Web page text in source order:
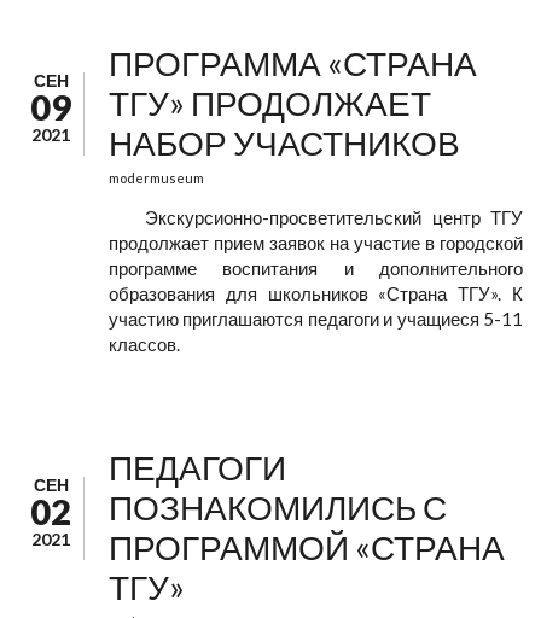
СЕН
09
2021
ПРОГРАММА «СТРАНА
ТГУ» ПРОДОЛЖАЕТ
НАБОР УЧАСТНИКОВ
modermuseum
Экскурсионно-просветительский центр ТГУ
продолжает прием заявок на участие в городской
программе воспитания и дополнительного
образования для школьников «Страна ТГУ». К
участию приглашаются педагоги и учащиеся 5-11
классов.
СЕН
02
2021
ПЕДАГОГИ
ПОЗНАКОМИЛИСЬ С
ПРОГРАММОЙ «СТРАНА
ТГУ»